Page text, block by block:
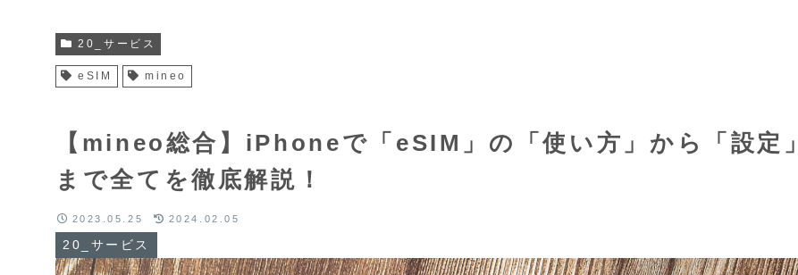
【mineo総合】iPhoneで「eSIM」の「使い方」から「設定」
まで全てを徹底解説！
20_サービス
2023.05.25 2024.02.05
20_サービス
eSIM mineo